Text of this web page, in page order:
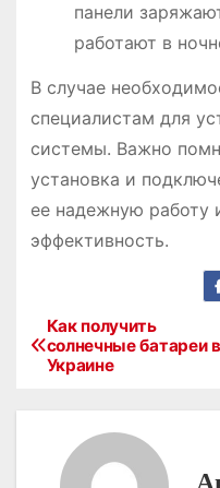
панели
работают в
В случае
специалистам для
системы. Важно
установка и
ее надежную работу
эффективность.
НКак получить
солнечные батареи в
Украине